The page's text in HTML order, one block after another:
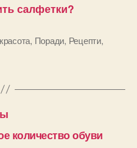
салфетки?
красота, Поради, Рецепти,
количество обуви